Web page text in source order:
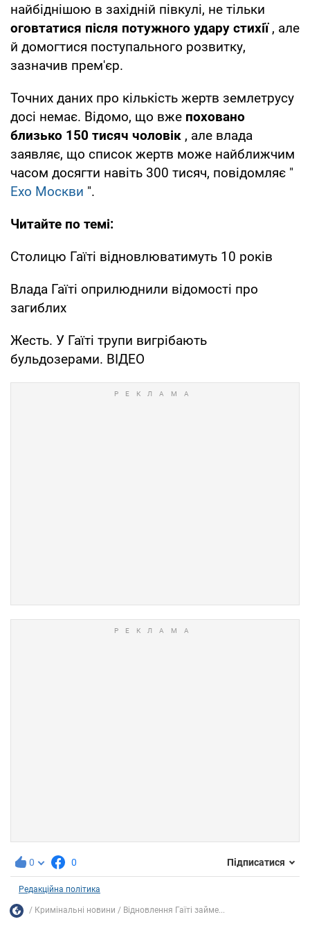
найбіднішою в західній півкулі, не тільки
оговтатися після потужного удару стихії, але
й домогтися поступального розвитку,
зазначив прем'єр.
Точних даних про кількість жертв землетрусу
досі немає. Відомо, що вже поховано
близько 150 тисяч чоловік , але влада
заявляє, що список жертв може найближчим
часом досягти навіть 300 тисяч, повідомляє "
Ехо Москви ".
Читайте по темі:
Столицю Гаїті відновлюватимуть 10 років
Влада Гаїті оприлюднили відомості про
загиблих
Жесть. У Гаїті трупи вигрібають
бульдозерами. ВІДЕО
0 0 Підписатися
Редакційна політика
Кримінальні новини Відновлення Гаїті займе...